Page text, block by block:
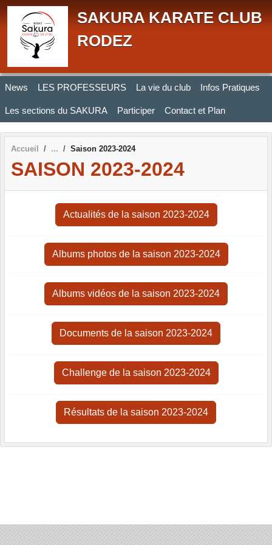
SAKURA KARATE CLUB
RODEZ
News LES PROFESSEURS La vie du club Infos Pratiques
Les sections du SAKURA Participer Contact et Plan
Accueil Saison 2023-2024
SAISON 2023-2024
Actualités de la saison 2023-2024
Albums photos de la saison 2023-2024
Albums vidéos de la saison 2023-2024
Documents de la saison 2023-2024
Challenge de la saison 2023-2024
Résultats de la saison 2023-2024
Panneau de gestion des cookies